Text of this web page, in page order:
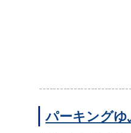
パーキングゆ